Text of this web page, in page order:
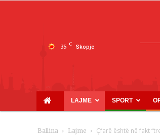
35 C Skopje
LAJME SPORT
Ballina Lajme Çfarë është në fakt